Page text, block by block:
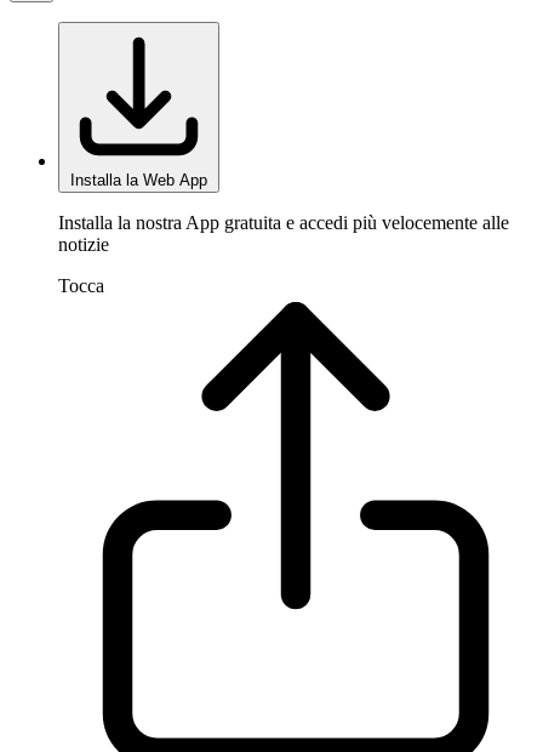
Installa la Web App
Installa la nostra App gratuita e accedi più velocemente alle
notizie
Tocca